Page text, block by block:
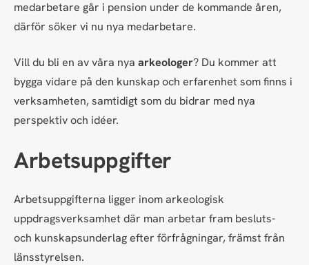
medarbetare går i pension under de kommande åren,
därför söker vi nu nya medarbetare.
Vill du bli en av våra nya arkeologer? Du kommer att
bygga vidare på den kunskap och erfarenhet som finns i
verksamheten, samtidigt som du bidrar med nya
perspektiv och idéer.
Arbetsuppgifter
Arbetsuppgifterna ligger inom arkeologisk
uppdragsverksamhet där man arbetar fram besluts-
och kunskapsunderlag efter förfrågningar, främst från
länsstyrelsen.